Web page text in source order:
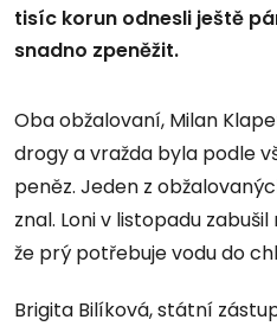
tisíc korun odnesli ještě
snadno zpeněžit.
Oba obžalovaní, Milan
drogy a vražda byla podle
peněz. Jeden z
znal. Loni v listopadu
že prý potřebuje vodu do
Brigita Bilíková, státní